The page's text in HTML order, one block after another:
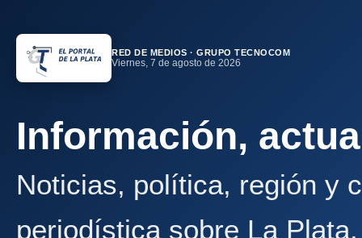
RED DE MEDIOS · GRUPO TECNOCOM
Viernes, 7 de agosto de 2026
Información,
Noticias, política, región y
periodística sobre La Plata.